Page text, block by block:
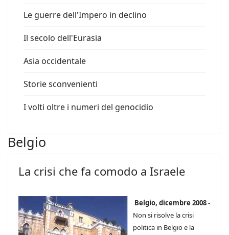
Le guerre dell'Impero in declino
Il secolo dell'Eurasia
Asia occidentale
Storie sconvenienti
I volti oltre i numeri del genocidio
Belgio
La crisi che fa comodo a Israele
Belgio, dicembre 2008-
Non si risolve la crisi
politica in Belgio e la